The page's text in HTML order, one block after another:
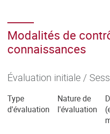
Modalités de
connaissances
Évaluation initiale /
Type
d'évaluation
Nature de
l'évaluation